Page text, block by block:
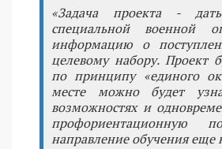
«Задача проекта -
специальной военной
информацию о
целевому набору. Проект
по принципу «единого
месте можно будет
возможностях и
профориентационную
направление обучения еще